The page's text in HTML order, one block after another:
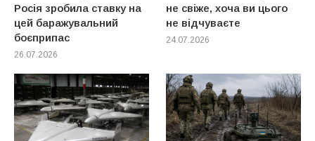
Росія зробила ставку на
цей баражувальний
боєприпас
26.07.2026
не свіже, хоча ви цього
не відчуваєте
24.07.2026